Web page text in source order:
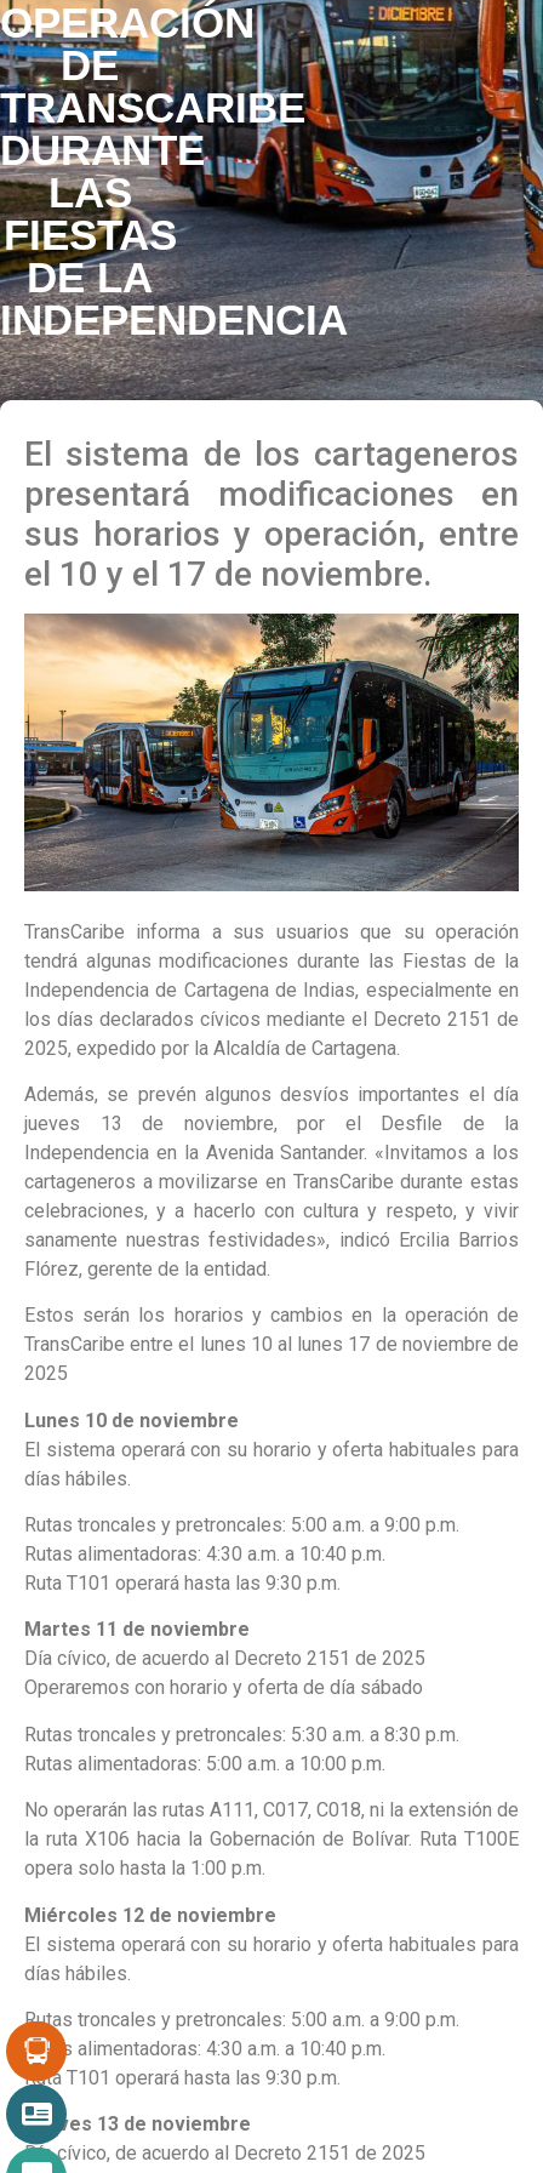
OPERACIÓN
DE
TRANSCARIBE
DURANTE
LAS
FIESTAS
DE LA
INDEPENDENCIA
El sistema de los cartageneros
presentará modificaciones en
sus horarios y operación, entre
el 10 y el 17 de noviembre.
TransCaribe informa a sus usuarios que su operación
tendrá algunas modificaciones durante las Fiestas de la
Independencia de Cartagena de Indias, especialmente en
los días declarados cívicos mediante el Decreto 2151 de
2025, expedido por la Alcaldía de Cartagena.
Además, se prevén algunos desvíos importantes el día
jueves 13 de noviembre, por el Desfile de la
Independencia en la Avenida Santander. «Invitamos a los
cartageneros a movilizarse en TransCaribe durante estas
celebraciones, y a hacerlo con cultura y respeto, y vivir
sanamente nuestras festividades», indicó Ercilia Barrios
Flórez, gerente de la entidad.
Estos serán los horarios y cambios en la operación de
TransCaribe entre el lunes 10 al lunes 17 de noviembre de
2025
Lunes 10 de noviembre
El sistema operará con su horario y oferta habituales para
días hábiles.
Rutas troncales y pretroncales: 5:00 a.m. a 9:00 p.m.
Rutas alimentadoras: 4:30 a.m. a 10:40 p.m.
Ruta T101 operará hasta las 9:30 p.m.
Martes 11 de noviembre
Día cívico, de acuerdo al Decreto 2151 de 2025
Operaremos con horario y oferta de día sábado
Rutas troncales y pretroncales: 5:30 a.m. a 8:30 p.m.
Rutas alimentadoras: 5:00 a.m. a 10:00 p.m.
No operarán las rutas A111, C017, C018, ni la extensión de
la ruta X106 hacia la Gobernación de Bolívar. Ruta T100E
opera solo hasta la 1:00 p.m.
Miércoles 12 de noviembre
El sistema operará con su horario y oferta habituales para
días hábiles.
Rutas troncales y pretroncales: 5:00 a.m. a 9:00 p.m.
Rutas alimentadoras: 4:30 a.m. a 10:40 p.m.
Ruta T101 operará hasta las 9:30 p.m.
Jueves 13 de noviembre
Día cívico, de acuerdo al Decreto 2151 de 2025